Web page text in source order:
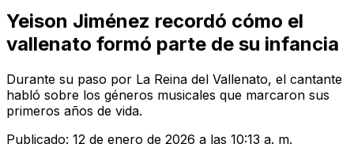
Yeison Jiménez recordó cómo el
vallenato formó parte de su infancia
Durante su paso por La Reina del Vallenato, el cantante
habló sobre los géneros musicales que marcaron sus
primeros años de vida.
Publicado: 12 de enero de 2026 a las 10:13 a. m.